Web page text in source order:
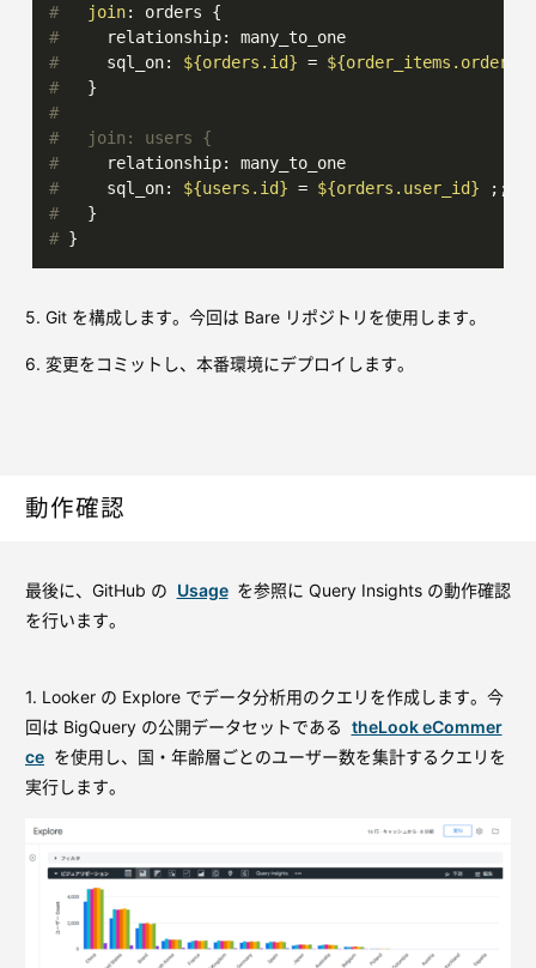
# join: orders {
#
    relationship: many_to_one
#
    sql_on:
${orders.id} =
#
  }
#
#   join: users {
#
    relationship: many_to_one
#
    sql_on:
${users.id} = ${orders.user_id} ;;
#
  }
# }
5. Git を構成します。今回は Bare リポジトリを使用します。
6. 変更をコミットし、本番環境にデプロイします。
動作確認
最後に、GitHub の Usage を参照に Query Insights の動作確認
を行います。
1. Looker の Explore でデータ分析用のクエリを作成します。今
回は BigQuery の公開データセットである theLook eCommer
ce を使用し、国・年齢層ごとのユーザー数を集計するクエリを
実行します。